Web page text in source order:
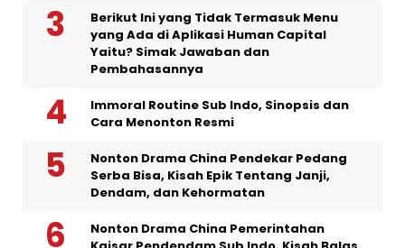
Berikut Ini yang Tidak Termasuk Menu
yang Ada di Aplikasi Human Capital
Yaitu? Simak Jawaban dan
Pembahasannya
Immoral Routine Sub Indo, Sinopsis dan
Cara Menonton Resmi
Nonton Drama China Pendekar Pedang
Serba Bisa, Kisah Epik Tentang Janji,
Dendam, dan Kehormatan
Nonton Drama China Pemerintahan